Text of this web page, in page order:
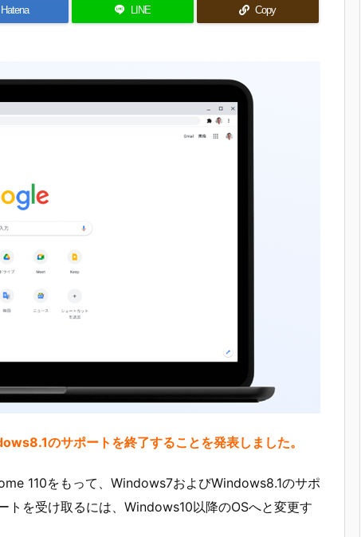
Hatena LINE Copy
のサポートを終了することを発表しました。
110をもって、Windows7およびWindows8.1のサポ
を受け取るには、Windows10以降のOSへと変更す